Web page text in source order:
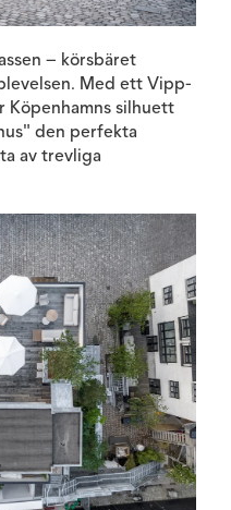
– körsbäret
Med ett Vipp-
Köpenhamns silhuett
den perfekta
av trevliga